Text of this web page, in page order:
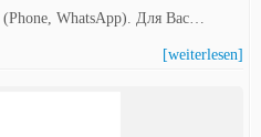
WhatsApp). Для Вас…
[weiterlesen]